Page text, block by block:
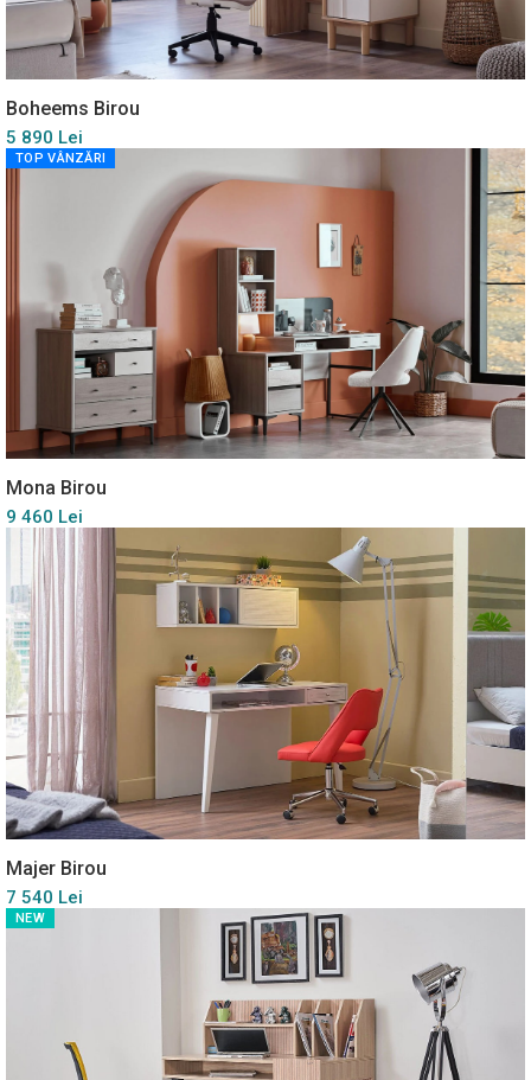
Boheems Birou
5 890 Lei
TOP VÂNZĂRI
Mona Birou
9 460 Lei
Majer Birou
7 540 Lei
NEW